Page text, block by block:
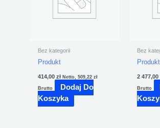
Bez kategorii
Produkt
414,00 zł Netto, 509,22 zł
Brutto
Dodaj Do
Koszyka
Bez
Produkt
2 477,00
Brutto